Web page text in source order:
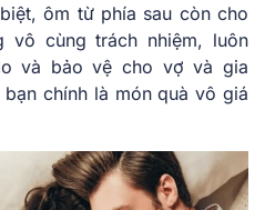
ôm từ phía sau còn cho
vô cùng trách nhiệm, luôn
và bảo vệ cho vợ và gia
chính là món quà vô giá